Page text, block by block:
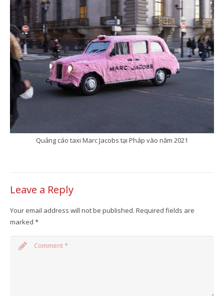
Quảng cáo taxi Marc Jacobs tại Pháp vào năm 2021
Leave a Reply
Your email address will not be published. Required fields are
marked *